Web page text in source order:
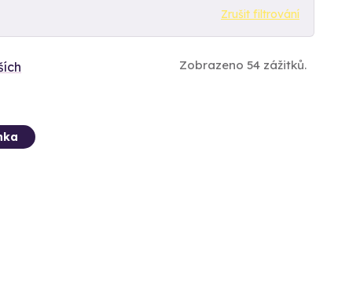
Zrušit filtrování
Zobrazeno 54 zážitků.